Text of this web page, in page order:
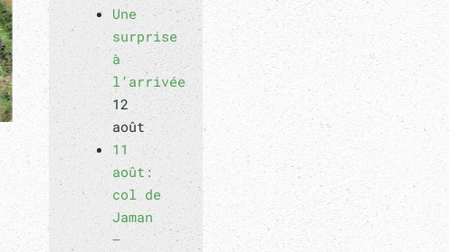
Une
surprise
à
l’arrivée
12
août
11
août:
col de
Jaman
–